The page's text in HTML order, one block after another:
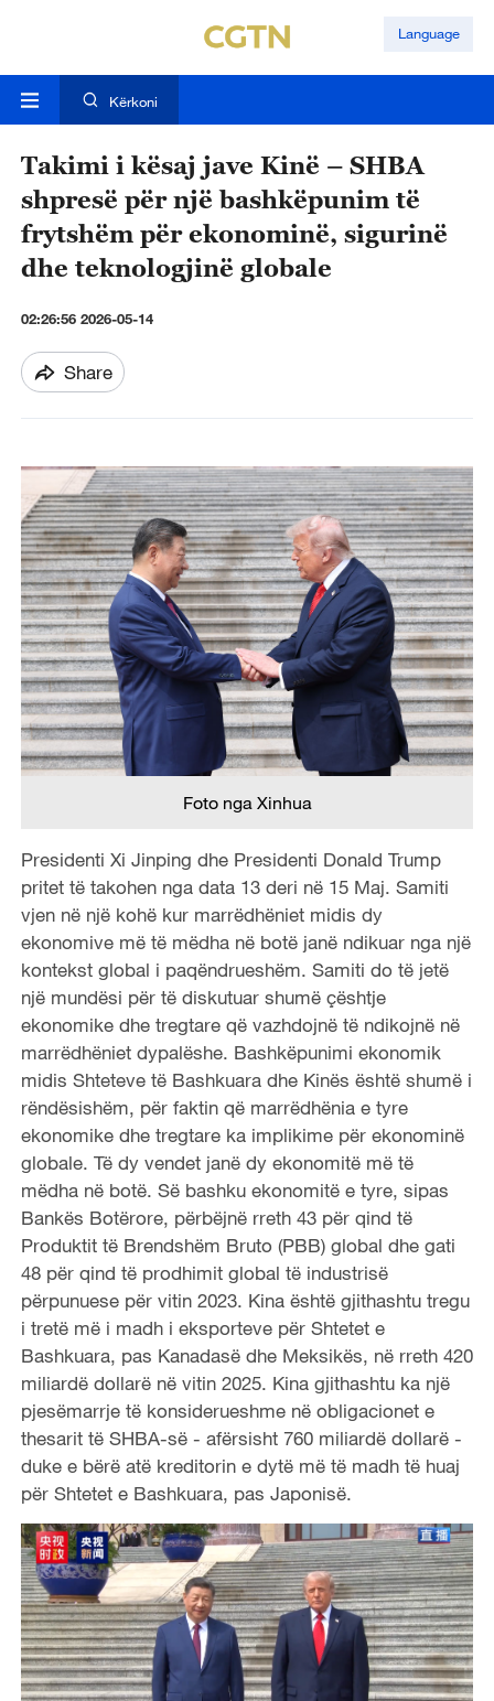
Language
Kërkoni
Takimi i kësaj jave Kinë – SHBA
shpresë për një bashkëpunim të
frytshëm për ekonominë, sigurinë
dhe teknologjinë globale
02:26:56 2026-05-14
Share
Foto nga Xinhua
Presidenti Xi Jinping dhe Presidenti Donald Trump
pritet të takohen nga data 13 deri në 15 Maj. Samiti
vjen në një kohë kur marrëdhëniet midis dy
ekonomive më të mëdha në botë janë ndikuar nga një
kontekst global i paqëndrueshëm. Samiti do të jetë
një mundësi për të diskutuar shumë çështje
ekonomike dhe tregtare që vazhdojnë të ndikojnë në
marrëdhëniet dypalëshe. Bashkëpunimi ekonomik
midis Shteteve të Bashkuara dhe Kinës është shumë i
rëndësishëm, për faktin që marrëdhënia e tyre
ekonomike dhe tregtare ka implikime për ekonominë
globale. Të dy vendet janë dy ekonomitë më të
mëdha në botë. Së bashku ekonomitë e tyre, sipas
Bankës Botërore, përbëjnë rreth 43 për qind të
Produktit të Brendshëm Bruto (PBB) global dhe gati
48 për qind të prodhimit global të industrisë
përpunuese për vitin 2023. Kina është gjithashtu tregu
i tretë më i madh i eksporteve për Shtetet e
Bashkuara, pas Kanadasë dhe Meksikës, në rreth 420
miliardë dollarë në vitin 2025. Kina gjithashtu ka një
pjesëmarrje të konsiderueshme në obligacionet e
thesarit të SHBA-së - afërsisht 760 miliardë dollarë -
duke e bërë atë kreditorin e dytë më të madh të huaj
për Shtetet e Bashkuara, pas Japonisë.